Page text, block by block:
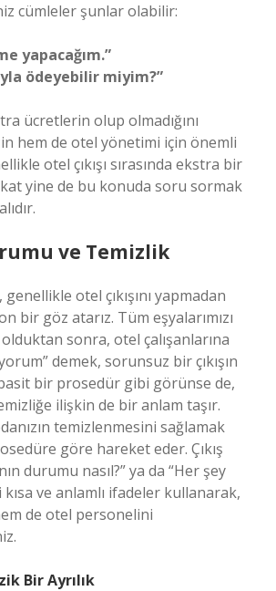
cümleler şunlar olabilir:
yapacağım.”
ödeyebilir miyim?”
ücretlerin olup olmadığını
hem de otel yönetimi için önemli
otel çıkışı sırasında ekstra bir
yine de bu konuda soru sormak
ve Temizlik
otel çıkışını yapmadan
bir göz atarız. Tüm eşyalarımızı
olduktan sonra, otel çalışanlarına
demek, sorunsuz bir çıkışın
basit bir prosedür gibi görünse de,
ilişkin de bir anlam taşır.
temizlenmesini sağlamak
göre hareket eder. Çıkış
durumu nasıl?” ya da “Her şey
kısa ve anlamlı ifadeler kullanarak,
de otel personelini
Bir Ayrılık